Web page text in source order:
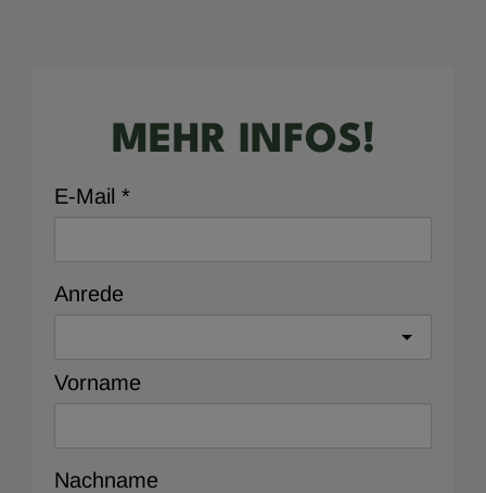
MEHR INFOS!
E-Mail
Anrede
Vorname
Nachname